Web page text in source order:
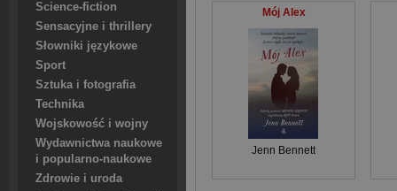
Science-fiction
Sensacyjne i thrillery
Słowniki językowe
Sport
Sztuka i fotografia
Technika
Wojskowość i wojny
Wydawnictwa naukowe
i popularno-naukowe
Zdrowie i uroda
Mój Alex
Jenn Bennett